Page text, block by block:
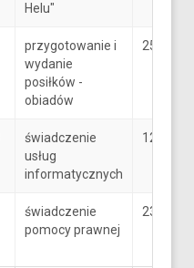
Helu"
przygotowanie i
wydanie
posiłków -
obiadów
25
świadczenie
usług
informatycznych
1250
świadczenie
pomocy prawnej
2300